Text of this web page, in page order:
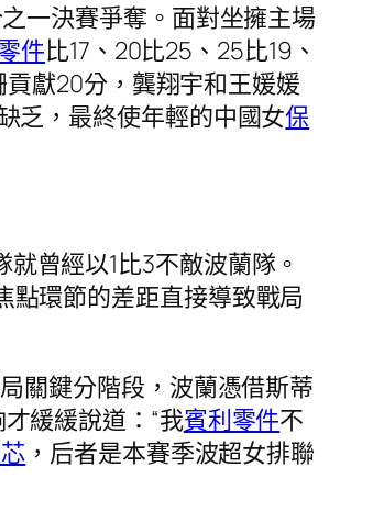
一決賽爭奪。面對坐擁主場
件比17、20比25、25比19、
獻20分，龔翔宇和王媛媛
乏，最終使年輕的中國女保
曾經以1比3不敵波蘭隊。
環節的差距直接導致戰局
關鍵分階段，波蘭憑借斯蒂
緩緩說道：“我賓利零件不
，后者是本賽季波超女排聯